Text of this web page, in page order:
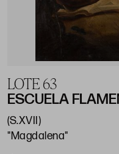
LOTE 63
ESCUELA
(S.XVII)
"Magdalena"